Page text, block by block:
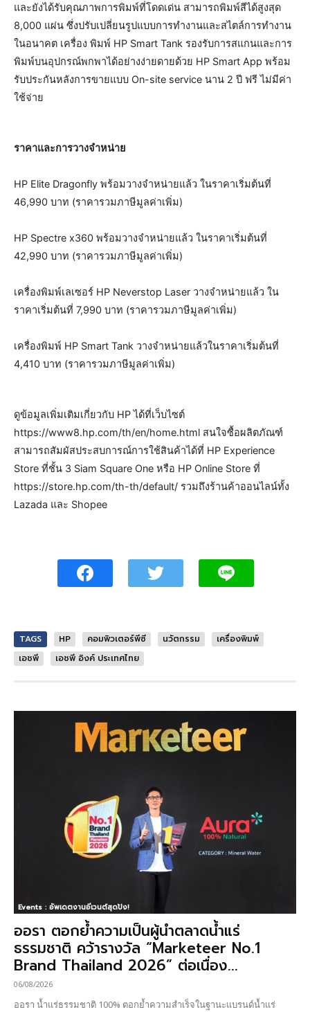
และยังได้รับคุณภาพการพิมพ์ที่โดดเด่น สามารถพิมพ์สีได้สูงสุด
8,000 แผ่น ซึ่งปรับเปลี่ยนรูปแบบการทำงานและสไตล์การทำงาน
ในอนาคต เครื่อง พิมพ์ HP Smart Tank รองรับการสแกนและการ
พิมพ์บนอุปกรณ์พกพาได้อย่างง่ายดายด้วย HP Smart App พร้อม
รับประกันหลังการขายแบบ On-site service นาน 2 ปี ฟรี ไม่มีค่า
ใช้จ่าย
ราคาและการวางจำหน่าย
HP Elite Dragonfly พร้อมวางจำหน่ายแล้ว ในราคาเริ่มต้นที่
46,990 บาท (ราคารวมภาษีมูลค่าเพิ่ม)
HP Spectre x360 พร้อมวางจำหน่ายแล้ว ในราคาเริ่มต้นที่
42,990 บาท (ราคารวมภาษีมูลค่าเพิ่ม)
เครื่องพิมพ์เลเซอร์ HP Neverstop Laser วางจำหน่ายแล้ว ใน
ราคาเริ่มต้นที่ 7,990 บาท (ราคารวมภาษีมูลค่าเพิ่ม)
เครื่องพิมพ์ HP Smart Tank วางจำหน่ายแล้วในราคาเริ่มต้นที่
4,410 บาท (ราคารวมภาษีมูลค่าเพิ่ม)
ดูข้อมูลเพิ่มเติมเกี่ยวกับ HP ได้ที่เว็บไซต์
https://www8.hp.com/th/en/home.html สนใจซื้อผลิตภัณฑ์
สามารถสัมผัสประสบการณ์การใช้สินค้าได้ที่ HP Experience
Store ที่ชั้น 3 Siam Square One หรือ HP Online Store ที่
https://store.hp.com/th-th/default/ รวมถึงร้านค้าออนไลน์ทั้ง
Lazada และ Shopee
TAGS HP คอมพิวเตอร์พีซี นวัตกรรม
เครื่องพิมพ์
เอชพี
เอชพี อิงค์ ประเทศไทย
Events : อัพเดตงานอีเวนต์สุดปัง!
ออรา ตอกย้ำความเป็นผู้นำตลาดน้ำแร่
ธรรมชาติ คว้ารางวัล “Marketeer No.1
Brand Thailand 2026” ต่อเนื่อง...
06/08/2026
ออรา น้ำแร่ธรรมชาติ 100% ตอกย้ำความสำเร็จในฐานะแบรนด์น้ำแร่